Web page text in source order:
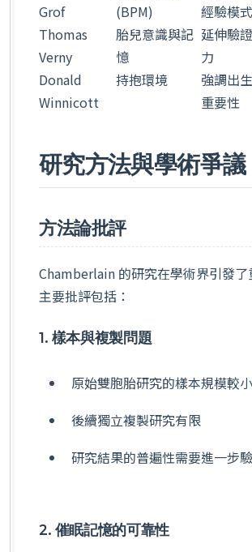
Grof
(BPM)
經驗模式
Thomas
Verny
胎兒意識與記
憶
延伸驗
力
Donald
Winnicott
持抱環境
強調出
重要性
研究方法與學術爭議
方法論批評
Chamberlain 的研究在學術界引發了
主要批評包括：
1. 樣本與複製問題
原始雙胞胎研究的樣本規模較小
後續獨立複製研究有限
研究結果的普遍性需要進一步
2. 催眠記憶的可靠性